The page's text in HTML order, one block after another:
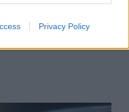
Privacy Policy
kérek emiatt a
miatt